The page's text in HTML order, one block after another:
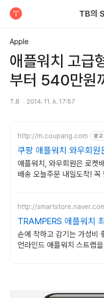
TB의
Apple
애플워치 고급
부터 540만원
T.B 2014. 11. 6. 17:57
http://m.coupang.com 광고
쿠팡 애플워치 와우회원
배송
애플워치, 와우회원은 로켓
배송 오늘주문 내일도착! 꼭
http://
TRAMPERS 애플워치
10%이상 할인중
손에 착하고 감기는 가성비
언라인드 애플워치 스트랩